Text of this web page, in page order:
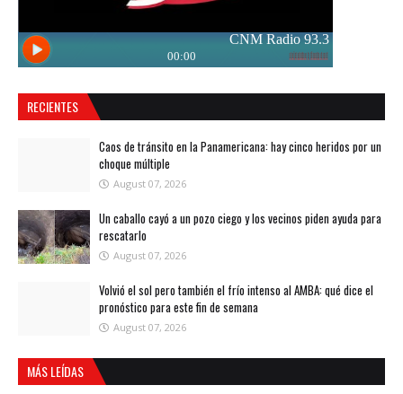
RECIENTES
Caos de tránsito en la Panamericana: hay cinco heridos por un
choque múltiple
August 07, 2026
Un caballo cayó a un pozo ciego y los vecinos piden ayuda para
rescatarlo
August 07, 2026
Volvió el sol pero también el frío intenso al AMBA: qué dice el
pronóstico para este fin de semana
August 07, 2026
MÁS LEÍDAS